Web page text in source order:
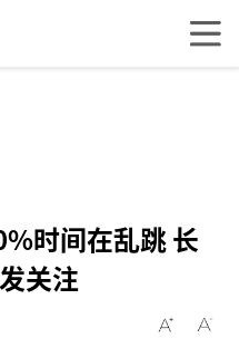
时间在乱跳 长
关注